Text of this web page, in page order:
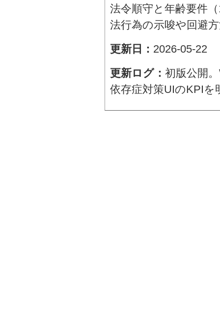
法令順守と年齢要件
法行為の示唆や回避
更新日： 2026-05-22
更新ログ： 初版公開
依存症対策UIのKPIを